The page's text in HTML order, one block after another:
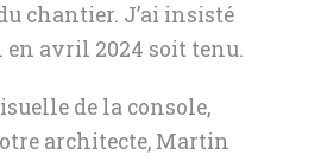
chantier. J’ai insisté
en avril 2024 soit tenu.
de la console,
architecte, Martin